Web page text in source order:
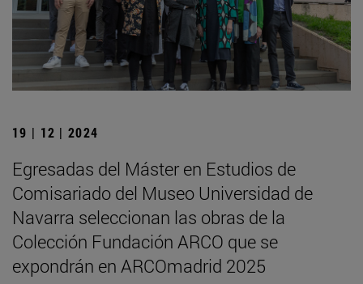
19 | 12 | 2024
Egresadas del Máster en Estudios de
Comisariado del Museo Universidad de
Navarra seleccionan las obras de la
Colección Fundación ARCO que se
expondrán en ARCOmadrid 2025